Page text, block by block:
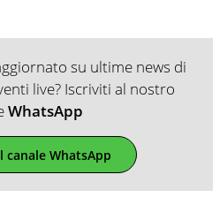
su ultime news di
live? Iscriviti al nostro
WhatsApp
canale WhatsApp